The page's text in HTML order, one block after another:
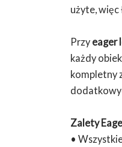
użyte, więc
Przy eager
każdy
kompletny
Zalety
•